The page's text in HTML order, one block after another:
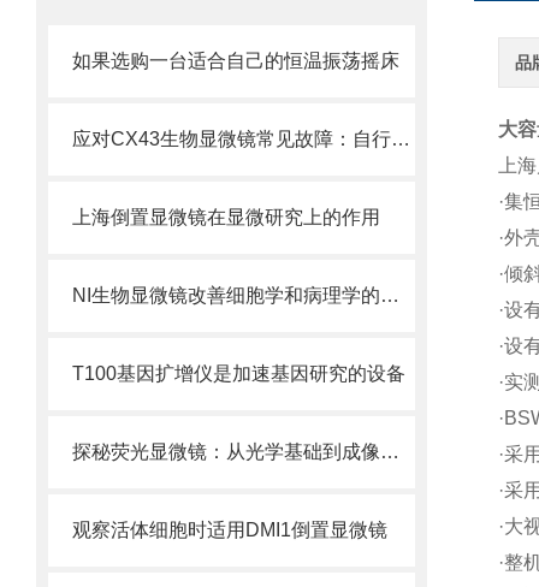
如果选购一台适合自己的恒温振荡摇床
应对CX43生物显微镜常见故障：自行排查与解决妙招
上海倒置显微镜在显微研究上的作用
NI生物显微镜改善细胞学和病理学的工作流程
T100基因扩增仪是加速基因研究的设备
探秘荧光显微镜：从光学基础到成像优化全攻略
观察活体细胞时适用DMI1倒置显微镜
品
大
上
·集
·外
·倾
·设
·设
·实
·
·采
·采
·大
·整